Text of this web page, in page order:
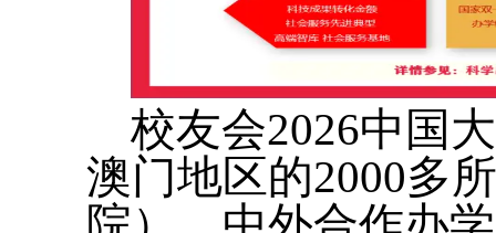
校友会2026中国
澳门地区的2000多